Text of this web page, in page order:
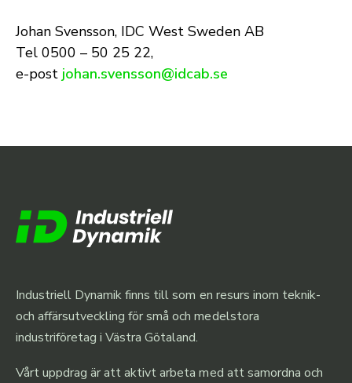
Johan Svensson, IDC West Sweden AB
Tel 0500 – 50 25 22,
e-post johan.svensson@idcab.se
Industriell Dynamik finns till som en resurs inom teknik-
och affärsutveckling för små och medelstora
industriföretag i Västra Götaland.
Vårt uppdrag är att aktivt arbeta med att samordna och